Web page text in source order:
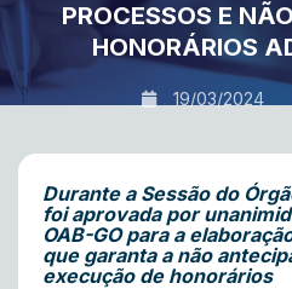
PROCESSOS E
HONORÁRIOS
19/03/2024
Durante a Sessão do
foi aprovada por
OAB-GO para a
que garanta a não
execução de honorários